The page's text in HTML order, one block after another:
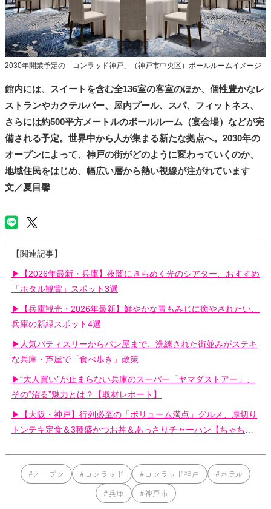
2030年開業予定の「コンラッド神戸」（神戸市中央区）ボールルームイメージ
館内には、スイートを含む全136室の客室のほか、個性豊かなレ
ストランやカクテルバー、屋内プール、スパ、フィットネス、
さらには約500平方メートルのボールルーム（宴会場）などが完
備される予定。世界中から人が集まる新たな拠点へ。2030年の
オープンによって、神戸の街がどのように変わっていくのか、
地域住民をはじめ、幅広い層から熱い視線が注がれています
文／夏目馨
【関連記事】
▶【2026年最新・兵庫】夜闇にきらめく光のシアター、おすすめ
「ホタル観賞」スポット3選
▶【兵庫観光・2026年最新】鮮やかな青もみじに癒やされたい、
兵庫の新緑スポット4選
▶人気パティスリーからパン屋まで、洗練された街並みがステキ
な兵庫・芦屋で「食べ歩き」散策
▶“大人買い”が止まらない兵庫のスーパー「ヤマダストアー」、
その“沼る”魅力とは？【取材レポート】
▶【大阪・神戸】行列必至の「ボリューム満点」グルメ、厚切り
トンテキ定食＆3種盛かつお丼＆あっさりチャーハン【ちゃちゃ
#オープン #コンラッド #コンラッド神戸 #ホテル
#兵庫 #神戸市